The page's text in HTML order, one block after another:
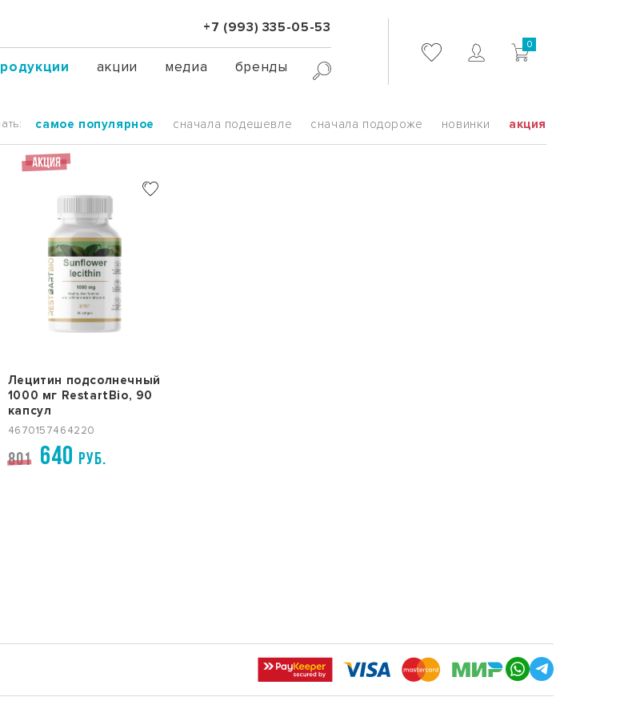
+7 (993) 335-05-53
акции медиа бренды
0
самое популярное сначала подешевле сначала подороже новинки акция
Лецитин подсолнечный
1000 мг RestartBio, 90
капсул
4670157464220
801 640 РУБ.